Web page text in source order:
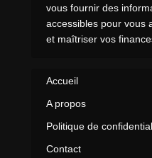
vous fournir des
accessibles pour vous
et maîtriser vos
Accueil
A propos
Politique de
Contact